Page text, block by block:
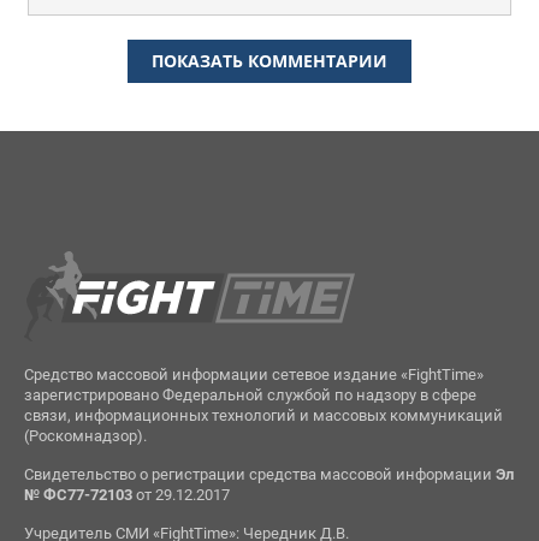
ПОКАЗАТЬ КОММЕНТАРИИ
Средство массовой информации сетевое издание «FightTime»
зарегистрировано Федеральной службой по надзору в сфере
связи, информационных технологий и массовых коммуникаций
(Роскомнадзор).
Свидетельство о регистрации средства массовой информации Эл
№ ФС77-72103от 29.12.2017
Учредитель СМИ «FightTime»: Чередник Д.В.